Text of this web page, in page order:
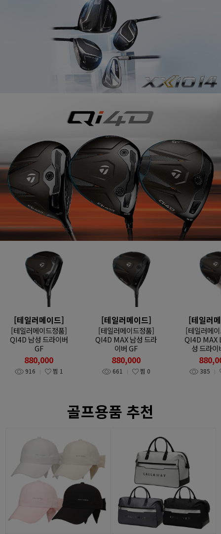
[테일러메이드]
[테일러메이드정품]
QI4D 남성 드라이버
GF
880,000
916 찜 1
[테일러메이드]
[테일러메이드정품]
QI4D MAX 남성 드라
이버 GF
880,000
661 찜 0
[테일러
[테일러메
QI4D MAX
성 드라이
385
골프용품 추천